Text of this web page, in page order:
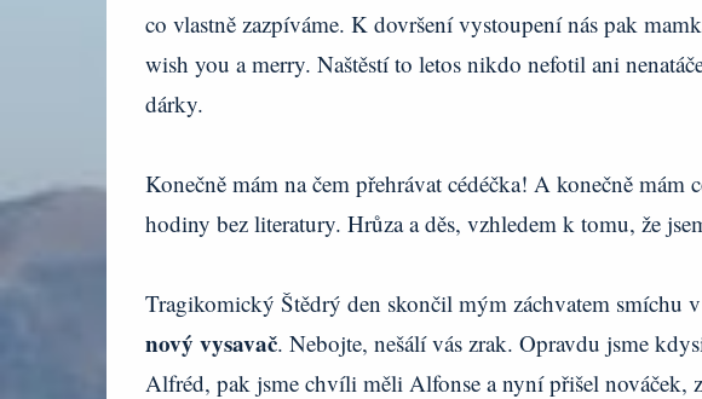
co vlastně zazpíváme. K dovršení vystoupení nás pak
wish you a merry. Naštěstí to letos nikdo nefotil ani
dárky.
Konečně mám na čem přehrávat cédéčka! A konečně
hodiny bez literatury. Hrůza a děs, vzhledem k tomu, že
Tragikomický Štědrý den skončil mým záchvatem smíchu
nový vysavač. Nebojte, nešálí vás zrak. Opravdu jsme
Alfréd, pak jsme chvíli měli Alfonse a nyní přišel nováček,